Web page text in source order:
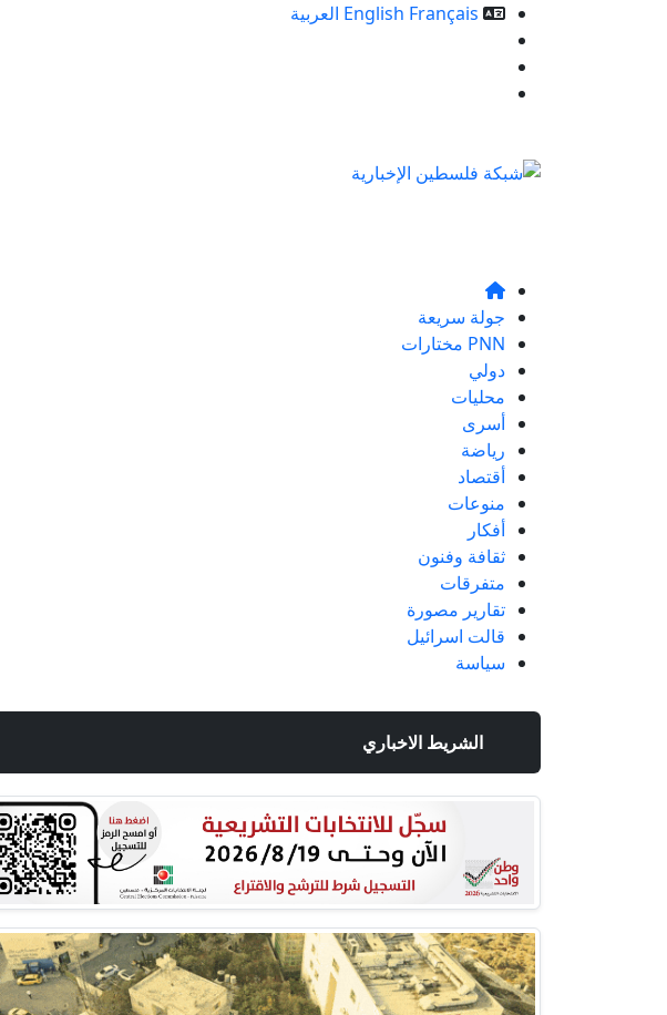
English Français
العربية
جولة سريعة
PNN مختارات
دولي
محليات
أسرى
رياضة
أقتصاد
منوعات
أفكار
ثقافة وفنون
متفرقات
تقارير مصورة
قالت اسرائيل
سياسة
الشريط الاخباري